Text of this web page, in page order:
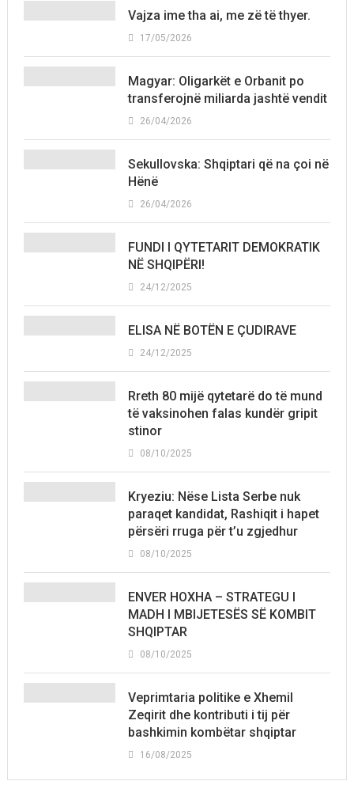
Vajza ime tha ai, me zë të thyer.
17/05/2026
Magyar: Oligarkët e Orbanit po
transferojnë miliarda jashtë vendit
26/04/2026
Sekullovska: Shqiptari që na çoi në
Hënë
26/04/2026
FUNDI I QYTETARIT DEMOKRATIK
NË SHQIPËRI!
24/12/2025
ELISA NË BOTËN E ÇUDIRAVE
24/12/2025
Rreth 80 mijë qytetarë do të mund
të vaksinohen falas kundër gripit
stinor
08/10/2025
Kryeziu: Nëse Lista Serbe nuk
paraqet kandidat, Rashiqit i hapet
përsëri rruga për t’u zgjedhur
08/10/2025
ENVER HOXHA – STRATEGU I
MADH I MBIJETESËS SË KOMBIT
SHQIPTAR
08/10/2025
Veprimtaria politike e Xhemil
Zeqirit dhe kontributi i tij për
bashkimin kombëtar shqiptar
16/08/2025